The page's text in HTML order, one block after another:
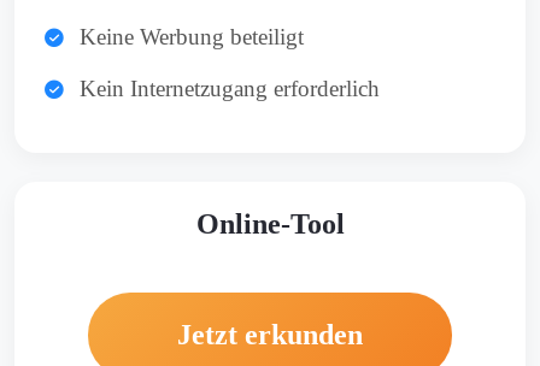
Keine Werbung beteiligt
Kein Internetzugang erforderlich
Online-Tool
Jetzt erkunden